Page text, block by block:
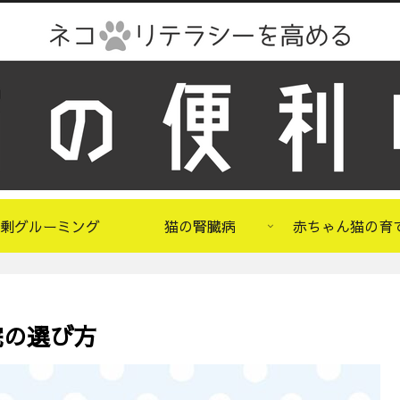
グルーミング 猫の腎臓病 赤ちゃん猫の育
選び方